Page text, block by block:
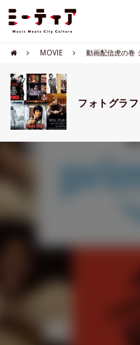
MOVIE 動画配信虎の巻
フォトグラ